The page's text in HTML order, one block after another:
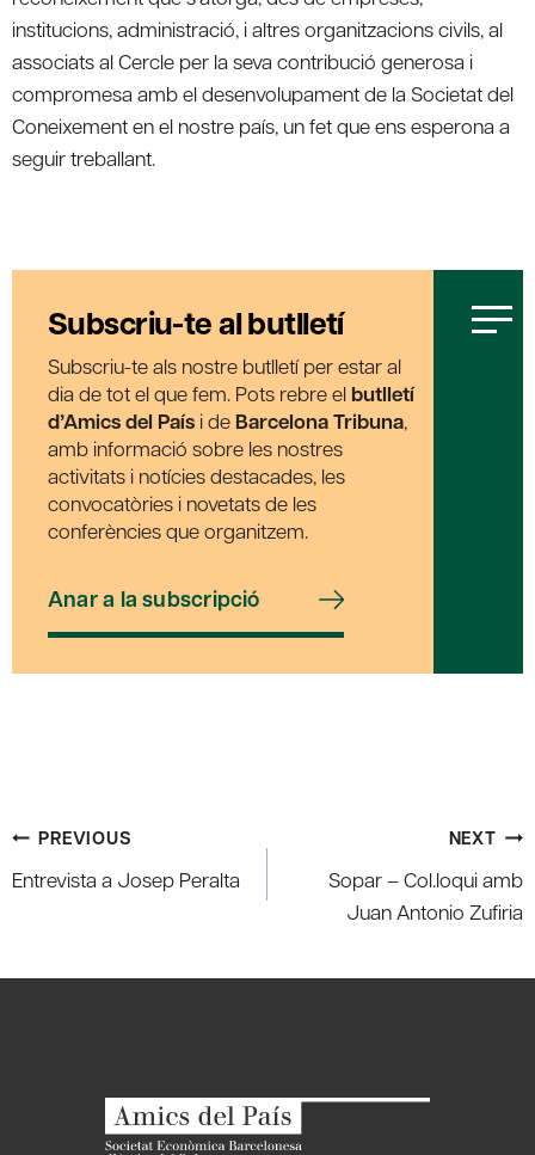
institucions, administració, i altres organitzacions civils, al
associats al Cercle per la seva contribució generosa i
compromesa amb el desenvolupament de la Societat del
Coneixement en el nostre país, un fet que ens esperona a
seguir treballant.
Subscriu-te al butlletí
Subscriu-te als nostre butlletí per estar al
dia de tot el que fem. Pots rebre el butlletí
d’Amics del País i de Barcelona Tribuna,
amb informació sobre les nostres
activitats i notícies destacades, les
convocatòries i novetats de les
conferències que organitzem.
Anar a la subscripció
Post
navigation
PREVIOUS
Entrevista a Josep Peralta
NEXT
Sopar – Col.loqui amb
Juan Antonio Zufiria